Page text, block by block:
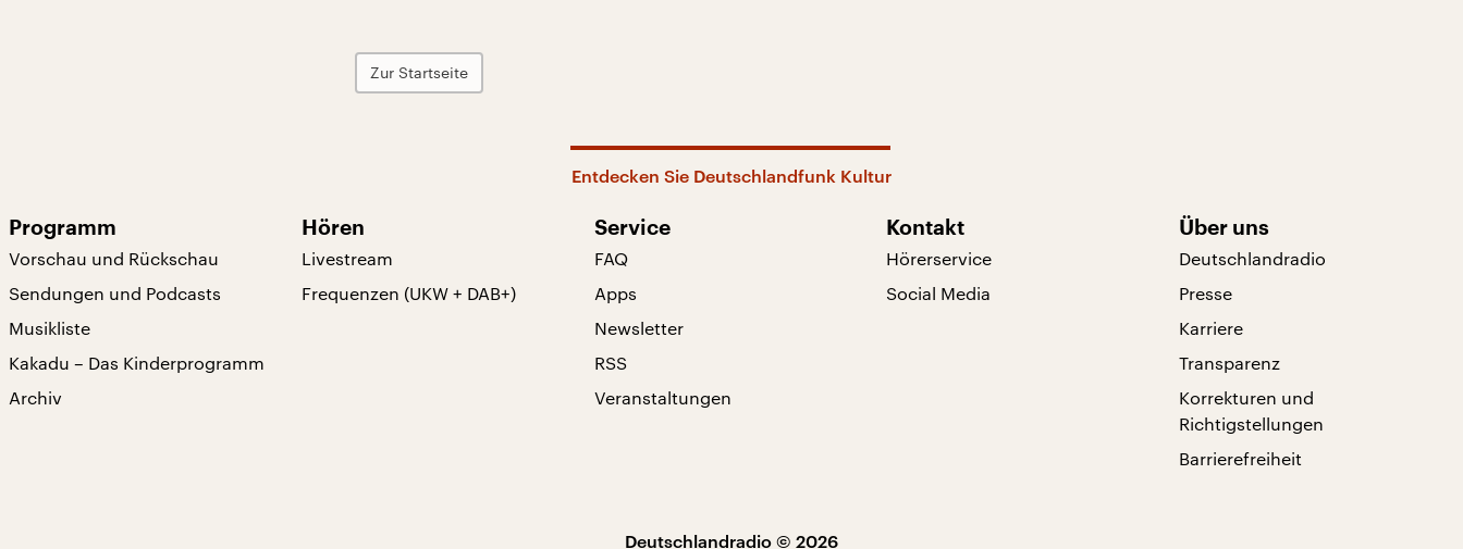
Zur Startseite
Entdecken Sie Deutschlandfunk Kultur
Programm
Vorschau und Rückschau
Sendungen und Podcasts
Musikliste
Kakadu – Das Kinderprogramm
Archiv
Hören
Livestream
Frequenzen (UKW + DAB+)
Service
FAQ
Apps
Newsletter
RSS
Veranstaltungen
Kontakt
Hörerservice
Social Media
Über uns
Deutschlandradio
Presse
Karriere
Transparenz
Korrekturen und
Richtigstellungen
Barrierefreiheit
Deutschlandradio © 2026